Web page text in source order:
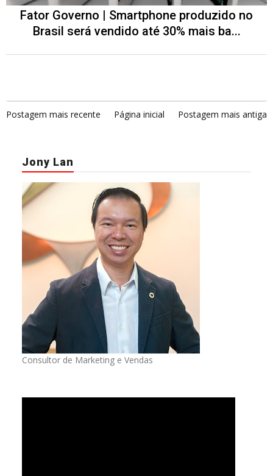
Fator Governo | Smartphone produzido no
Brasil será vendido até 30% mais ba...
Postagem mais recente Página inicial Postagem mais antiga
Jony Lan
Consultor de Marketing e Vendas